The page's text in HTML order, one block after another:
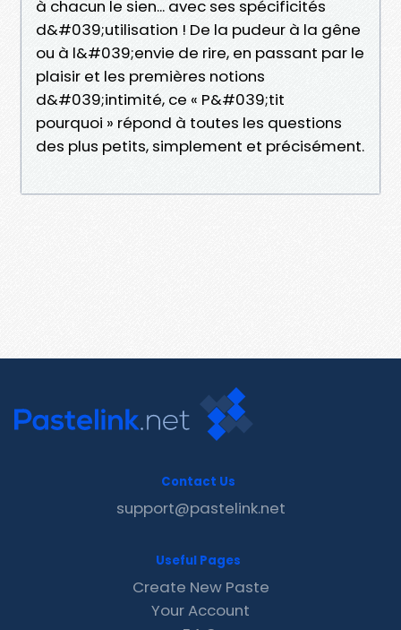
à chacun le sien... avec ses spécificités
d&#039;utilisation ! De la pudeur à la gêne
ou à l&#039;envie de rire, en passant par le
plaisir et les premières notions
d&#039;intimité, ce « P&#039;tit
pourquoi » répond à toutes les questions
des plus petits, simplement et précisément.
Contact Us
support@pastelink.net
Useful Pages
Create New Paste
Your Account